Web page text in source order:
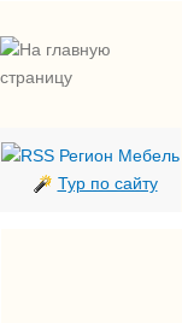
Тур по сайту